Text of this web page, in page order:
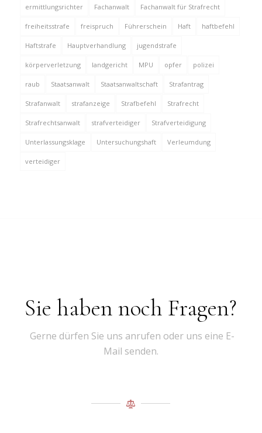
ermittlungsrichter Fachanwalt Fachanwalt für Strafrecht
freiheitsstrafe freispruch Führerschein Haft haftbefehl
Haftstrafe Hauptverhandlung jugendstrafe
körperverletzung landgericht MPU opfer polizei
raub Staatsanwalt Staatsanwaltschaft Strafantrag
Strafanwalt strafanzeige Strafbefehl Strafrecht
Strafrechtsanwalt strafverteidiger Strafverteidigung
Unterlassungsklage Untersuchungshaft Verleumdung
verteidiger
Sie haben noch Fragen?
Gerne dürfen Sie uns anrufen oder uns eine E-
Mail senden.